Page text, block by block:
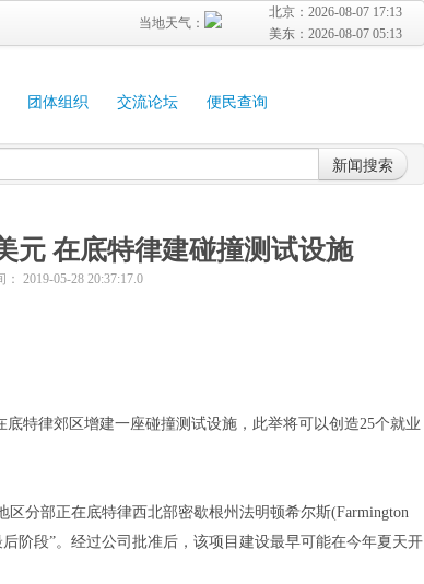
北京： 2026-08-07 17:13
美东： 2026-08-07 05:13
当地天气：
团体组织 交流论坛 便民查询
新闻搜索
元 在底特律建碰撞测试设施
2019-05-28 20:37:17.0
特律郊区增建一座碰撞测试设施，此举将可以创造25个就业
分部正在底特律西北部密歇根州法明顿希尔斯(Farmington
阶段”。经过公司批准后，该项目建设最早可能在今年夏天开